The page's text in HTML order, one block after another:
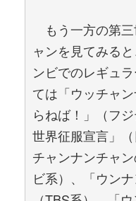
もう一方の第
ャンを見てみる
ンビでのレギュ
ては「ウッチャ
らねば！」（フ
世界征服宣言」
チャンナンチャ
ビ系）、「ウン